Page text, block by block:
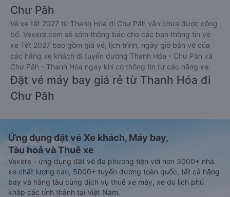
Chư Păh
Vé xe tết 2027 từ Thanh Hóa đi Chư Păh vẫn chưa được công
bố. Vexere.com sẽ sớm thông báo cho các bạn thông tin vé
xe Tết 2027 bao gồm giá vé, lịch trình, ngày giờ bán vé của
các hãng xe khách đi tuyến đường Thanh Hóa - Chư Păh và
Chư Păh - Thanh Hóa ngay khi có thông tin từ các hãng xe.
Đặt vé máy bay giá rẻ từ Thanh Hóa đi
Chư Păh
Ứng dụng đặt vé Xe khách, Máy bay,
Tàu hoả và Thuê xe
Vexere - ứng dụng đặt vé đa phương tiện với hơn 3000+ nhà
xe chất lượng cao, 5000+ tuyến đường toàn quốc, tất cả hãng
bay và hãng tàu cùng dịch vụ thuê xe máy, xe du lịch phủ
khắp các tỉnh thành tại Việt Nam.